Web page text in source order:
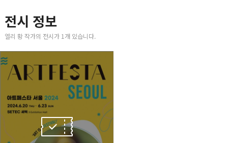
전시 정보
엘리 황 작가의 전시가 1개 있습니다.